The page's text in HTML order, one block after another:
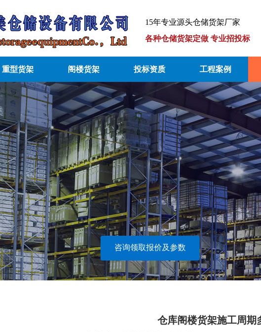
15年专业源头仓储货架厂家
各种仓储货架定做 专业招投标
重型货架 阁楼货架 投标资质 工程案例
咨询领取报价及参数
仓库阁楼货架施工周期